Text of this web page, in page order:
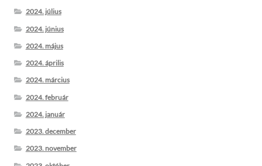
2024. július
2024. június
2024. május
2024. április
2024. március
2024. február
2024. január
2023. december
2023. november